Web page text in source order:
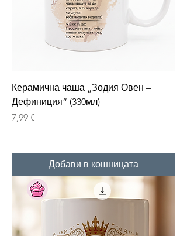
Керамична чаша „Зодия Овен –
Дефиниция“ (330мл)
Цена
7,99 €
Добави в кошницата